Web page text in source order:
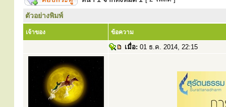
ตัวอย่างพิมพ์
เจ้าของ ข้อความ
เมื่อ: 01 ธ.ค. 2014, 22:15